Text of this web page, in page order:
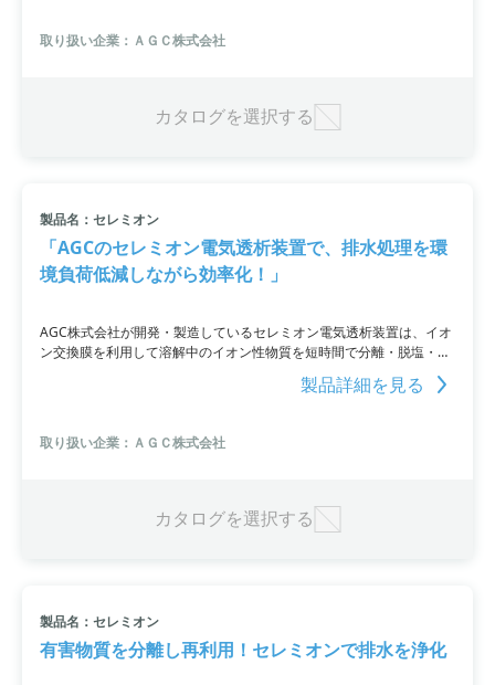
取り扱い企業：ＡＧＣ株式会社
カタログを選択する
製品名：セレミオン
「AGCのセレミオン電気透析装置で、排水処理を環
境負荷低減しながら効率化！」
AGC株式会社が開発・製造しているセレミオン電気透析装置は、イオ
ン交換膜を利用して溶解中のイオン性物質を短時間で分離・脱塩・濃
縮・回収・分別が可能。これにより、排水処理における高濃度塩分の
脱塩・分離が効果的にできます。さらに、MBRやNF・UF・ROなどの
ることも可能。AGCでは、小型電気透析装置を2週間無償でお試しい
ただけるサービスも提供しています。
製品詳細を見る
取り扱い企業：ＡＧＣ株式会社
カタログを選択する
製品名：セレミオン
有害物質を分離し再利用！セレミオンで排水を浄化